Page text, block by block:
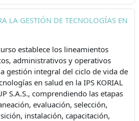
LA GESTIÓN DE TECNOLOGÍAS EN
establece los lineamientos
administrativos y operativos
gestión integral del ciclo de vida de
en salud en la IPS KORIAL
S.A.S., comprendiendo las etapas
evaluación, selección,
instalación, capacitación,